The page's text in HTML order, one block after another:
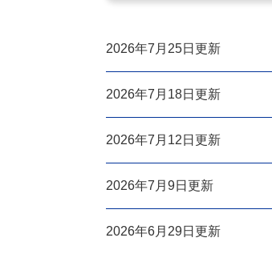
2026年7月25日更新
2026年7月18日更新
2026年7月12日更新
2026年7月9日更新
2026年6月29日更新